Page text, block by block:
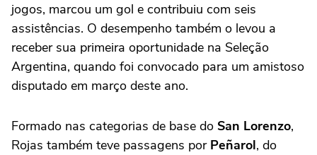
jogos, marcou um gol e contribuiu com seis
assistências. O desempenho também o levou a
receber sua primeira oportunidade na Seleção
Argentina, quando foi convocado para um amistoso
disputado em março deste ano.
Formado nas categorias de base do San Lorenzo,
Rojas também teve passagens por Peñarol, do